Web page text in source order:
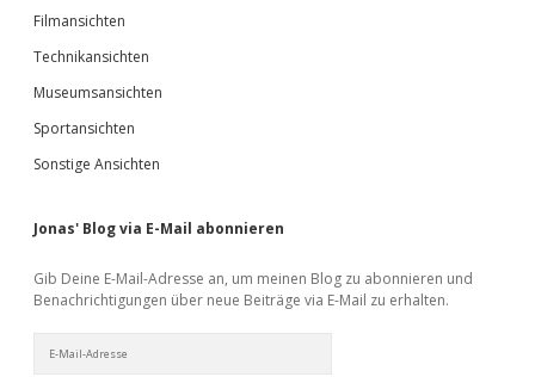
Filmansichten
Technikansichten
Museumsansichten
Sportansichten
Sonstige Ansichten
Jonas' Blog via E-Mail abonnieren
Gib Deine E-Mail-Adresse an, um meinen Blog zu abonnieren und
Benachrichtigungen über neue Beiträge via E-Mail zu erhalten.
Mail-